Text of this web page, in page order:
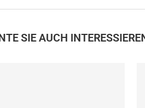
SIE AUCH